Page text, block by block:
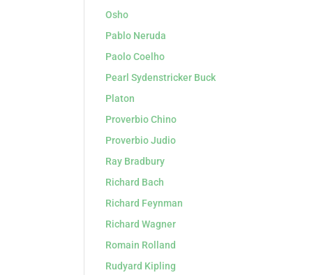
Osho
Pablo Neruda
Paolo Coelho
Pearl Sydenstricker Buck
Platon
Proverbio Chino
Proverbio Judio
Ray Bradbury
Richard Bach
Richard Feynman
Richard Wagner
Romain Rolland
Rudyard Kipling